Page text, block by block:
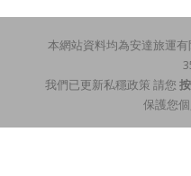
本網站資料均為安達旅運
我們已更新私穩政策 請您
保護您